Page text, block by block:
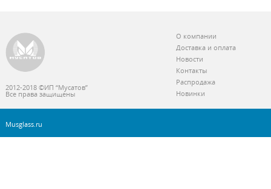
2012-2018 ©ИП “Мусатов”
Все права защищены
О компании
Доставка и оплата
Новости
Контакты
Распродажа
Новинки
Musglass.ru